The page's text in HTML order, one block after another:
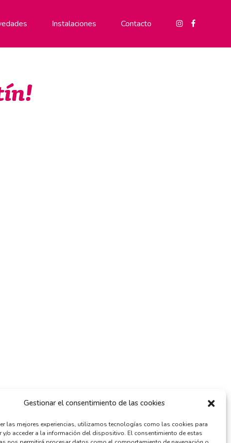
Gestionar el consentimiento de las cookies
las mejores experiencias, utilizamos tecnologías como las cookies para
y/o acceder a la información del dispositivo. El consentimiento de estas
Instalaciones Contacto